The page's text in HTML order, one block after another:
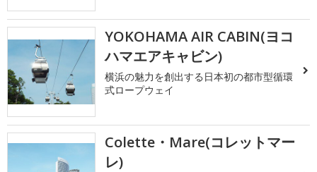
YOKOHAMA AIR CABIN(ヨコ
ハマエアキャビン)
横浜の魅力を創出する日本初の都市型循環
式ロープウェイ
Colette・Mare(コレットマー
レ)